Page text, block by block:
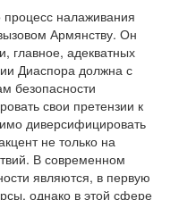
налаживания
Армянству. Он
главное, адекватных
Диаспора должна с
безопасности
свои претензии к
диверсифицировать
не только на
В современном
являются, в первую
однако в этой сфере